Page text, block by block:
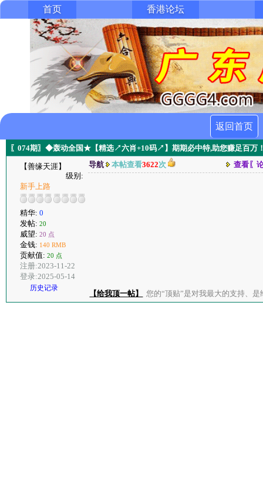
首页 香港论坛
返回首页
〖074期〗◆轰动全国★【精选↗六肖+10码↗】期期必中特,助您赚足百万
【善缘天涯】
级别:
新手上路
精华: 0
发帖: 20
威望: 20 点
金钱: 140 RMB
贡献值: 20 点
注册:2023-11-22
登录:2025-05-14
历史记录
导航 本帖查看3622次 查看〖
【给我顶一帖】 您的“顶贴”是对我最大的支持、